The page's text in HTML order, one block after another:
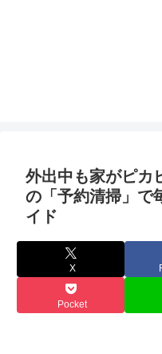
外出中も家がピカ
の「予約清掃」で
イド
X
Pocket